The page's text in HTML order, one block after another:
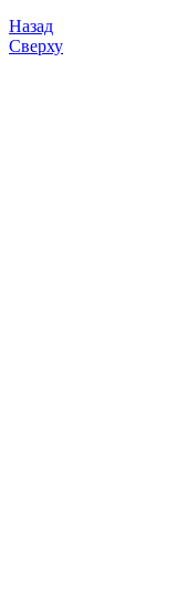
Назад
Сверху